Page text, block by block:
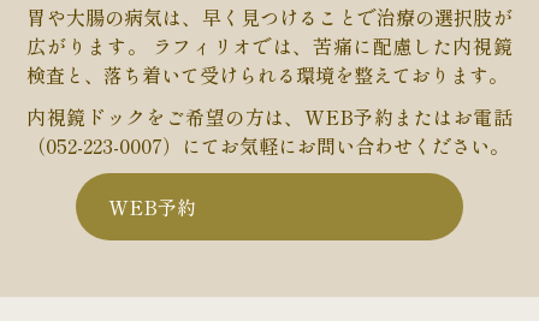
胃や大腸の病気は、早く見つけることで治療の選択肢が
広がります。 ラフィリオでは、苦痛に配慮した内視鏡
検査と、落ち着いて受けられる環境を整えております。
内視鏡ドックをご希望の方は、 WEB予約 またはお電話
（052-223-0007） にてお気軽にお問い合わせください。
WEB予約